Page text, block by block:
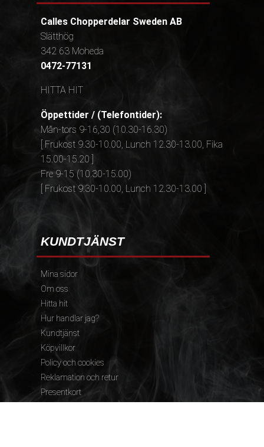
Calles Chopperdelar Sweden AB
Slätthög
342 63 Moheda
0472-77131
HITTA HIT
Öppettider / (Telefontider):
Mån-tors 9-16,30 (10.30-16.30)
[ Frukost 9.30-10.00, Lunch 12.30-13.00, Fika
15.00-15.20 ]
Fre 9-15 (10.30-15.00)
[ Frukost 9.30-10.00, Lunch 12.30-13.00 ]
KUNDTJÄNST
Mina sidor
Om oss
Hitta hit
Hur handlar jag?
Kundtjänst
Köpvillkor
Policy och cookies
Reklamation och retur
Presentkort